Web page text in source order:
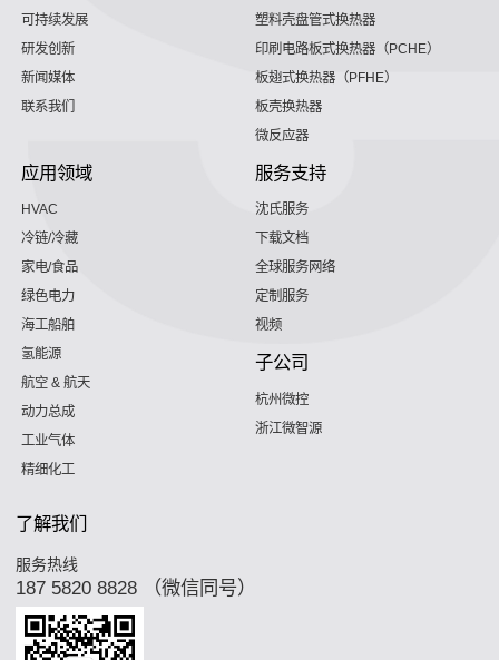
可持续发展
研发创新
新闻媒体
联系我们
塑料壳盘管式换热器
印刷电路板式换热器（PCHE）
板翅式换热器（PFHE）
板壳换热器
微反应器
应用领域
HVAC
冷链/冷藏
家电/食品
绿色电力
海工船舶
氢能源
航空 & 航天
动力总成
工业气体
精细化工
服务支持
沈氏服务
下载文档
全球服务网络
定制服务
视频
子公司
杭州微控
浙江微智源
了解我们
服务热线
187 5820 8828 （微信同号）